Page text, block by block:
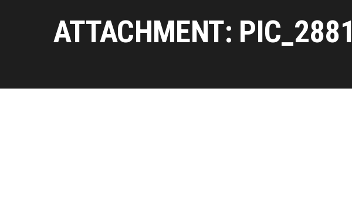
ATTACHMENT: PIC_2881